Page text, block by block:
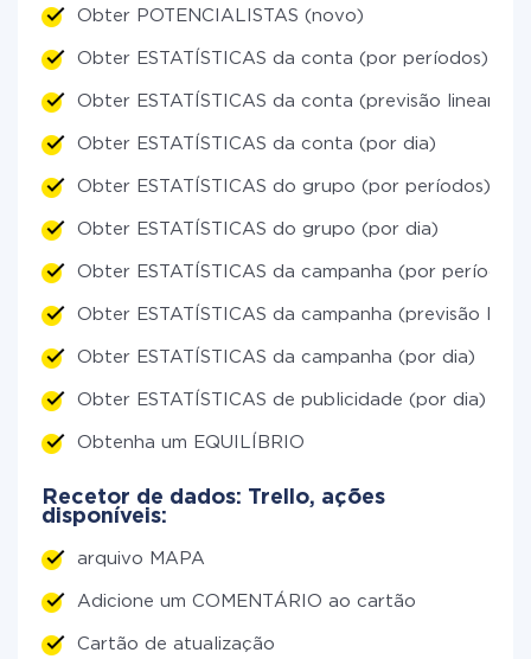
Obter POTENCIALISTAS (novo)
Obter ESTATÍSTICAS da conta (por períodos)
Obter ESTATÍSTICAS da conta (previsão linear)
Obter ESTATÍSTICAS da conta (por dia)
Obter ESTATÍSTICAS do grupo (por períodos)
Obter ESTATÍSTICAS do grupo (por dia)
Obter ESTATÍSTICAS da campanha (por períodos)
Obter ESTATÍSTICAS da campanha (previsão
Obter ESTATÍSTICAS da campanha (por dia)
Obter ESTATÍSTICAS de publicidade (por dia)
Obtenha um EQUILÍBRIO
Recetor de dados: Trello, ações
disponíveis:
arquivo MAPA
Adicione um COMENTÁRIO ao cartão
Cartão de atualização